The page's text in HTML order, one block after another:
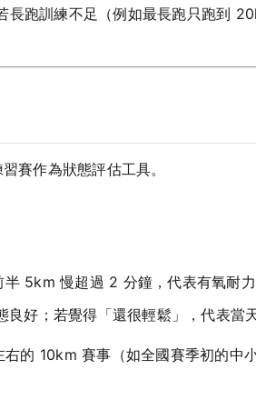
長跑訓練不足（例如最長跑只跑到
賽作為狀態評估工具。
5km 慢超過 2 分鐘，代表有氧耐
好；若覺得「還很輕鬆」，代表當
右的 10km 賽事（如全國賽季初的